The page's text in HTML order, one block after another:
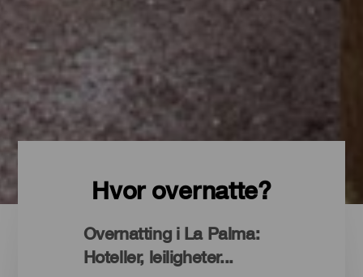
Hvor overnatte?
Overnatting i La Palma:
Hoteller, leiligheter...